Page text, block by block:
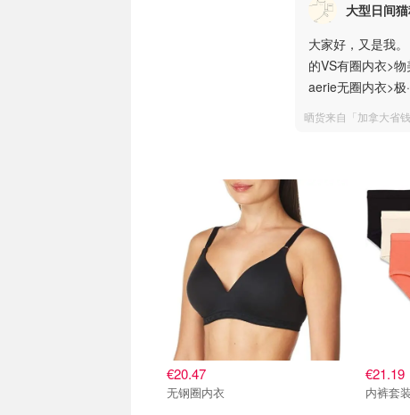
大型日间
大家好，又是我
的VS有圈内衣>
aerie无圈内衣>极
晒货来自「加拿大省
€20.47
无钢圈内衣
€21.19
内裤套装